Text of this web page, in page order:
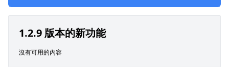
1.2.9 版本的新功能
沒有可用的內容